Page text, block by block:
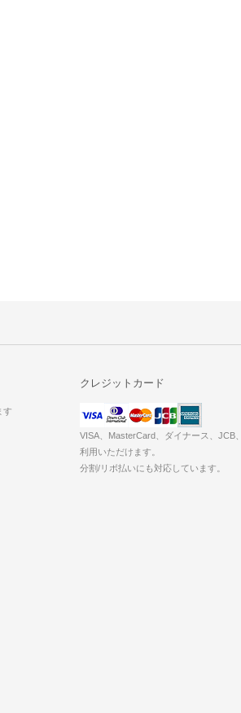
す
クレジットカード
VISA、MasterCard、ダイナース、JCB
利用いただけます。
分割/リボ払いにも対応しています。